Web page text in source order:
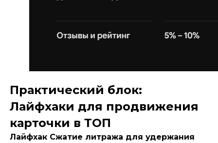
Практический блок:
Лайфхаки для продвижения
карточки в ТОП
Лайфхак Сжатие литража для удержания